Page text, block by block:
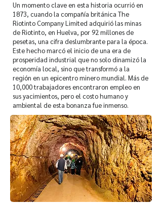
Un momento clave en esta historia ocurrió en
1873, cuando la compañía británica The
Riotinto Company Limited adquirió las minas
de Riotinto, en Huelva, por 92 millones de
pesetas, una cifra deslumbrante para la época.
Este hecho marcó el inicio de una era de
prosperidad industrial que no solo dinamizó la
economía local, sino que transformó a la
región en un epicentro minero mundial. Más de
10,000 trabajadores encontraron empleo en
sus yacimientos, pero el costo humano y
ambiental de esta bonanza fue inmenso.